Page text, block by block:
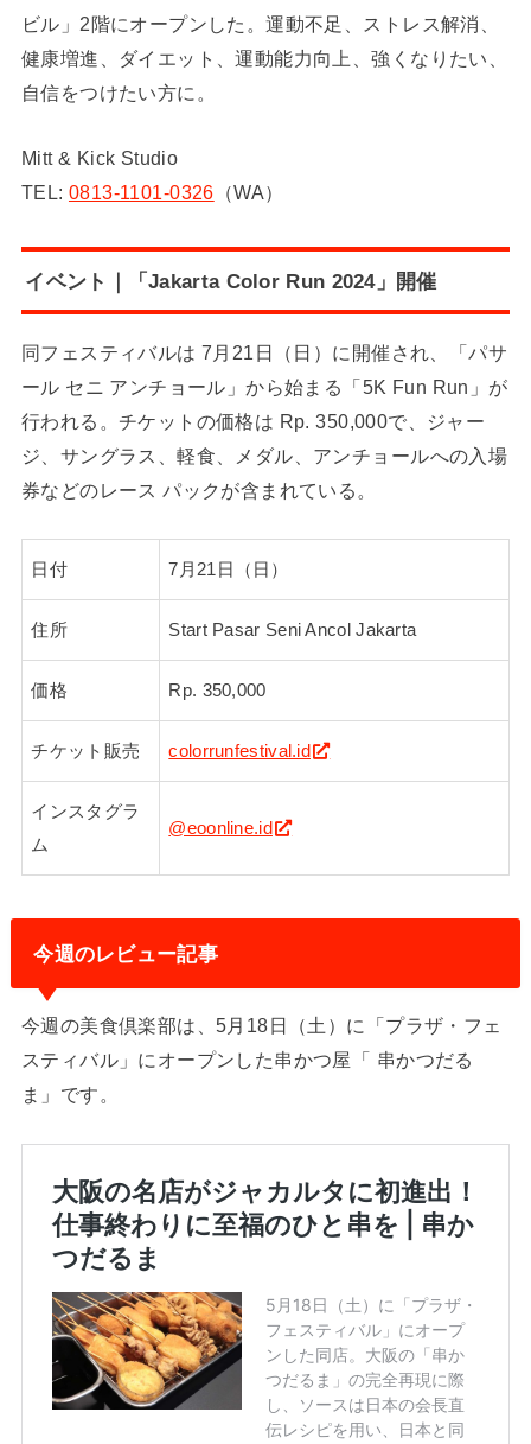
ビル」2階にオープンした。運動不足、ストレス解消、
健康増進、ダイエット、運動能力向上、強くなりたい、
自信をつけたい方に。
Mitt & Kick Studio
TEL: 0813-1101-0326 （WA）
イベント｜「Jakarta Color Run 2024」開催
同フェスティバルは 7月21日（日）に開催され、「パサ
ール セニ アンチョール」から始まる「5K Fun Run」が
行われる。チケットの価格は Rp. 350,000で、ジャー
ジ、サングラス、軽食、メダル、アンチョールへの入場
券などのレース パックが含まれている。
日付 7月21日（日）
住所 Start Pasar Seni Ancol Jakarta
価格 Rp. 350,000
チケット販売 colorrunfestival.id
インスタグラ
ム
@eoonline.id
今週のレビュー記事
今週の美食倶楽部は、5月18日（土）に「プラザ・フェ
スティバル」にオープンした串かつ屋「 串かつだる
ま」です。